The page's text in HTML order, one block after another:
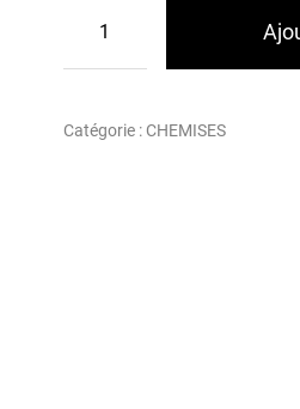
Catégorie : CHEMISES